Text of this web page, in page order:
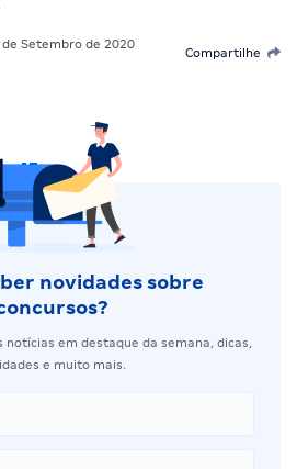
de Setembro de 2020
Compartilhe
novidades sobre
notícias em destaque da semana, dicas,
e muito mais.